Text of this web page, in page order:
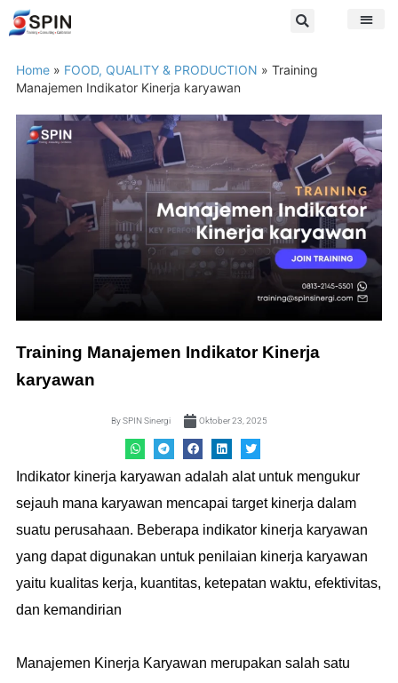
Home » FOOD, QUALITY & PRODUCTION » Training
Manajemen Indikator Kinerja karyawan
Training Manajemen Indikator Kinerja
karyawan
BySPIN Sinergi Oktober 23, 2025
Indikator kinerja karyawan adalah alat untuk mengukur
sejauh mana karyawan mencapai target kinerja dalam
suatu perusahaan. Beberapa indikator kinerja karyawan
yang dapat digunakan untuk penilaian kinerja karyawan
yaitu kualitas kerja, kuantitas, ketepatan waktu, efektivitas,
dan kemandirian
Manajemen Kinerja Karyawan merupakan salah satu